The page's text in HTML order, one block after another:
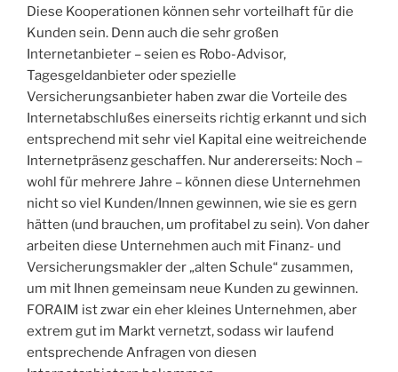
Diese Kooperationen können sehr vorteilhaft für die
Kunden sein. Denn auch die sehr großen
Internetanbieter – seien es Robo-Advisor,
Tagesgeldanbieter oder spezielle
Versicherungsanbieter haben zwar die Vorteile des
Internetabschlußes einerseits richtig erkannt und sich
entsprechend mit sehr viel Kapital eine weitreichende
Internetpräsenz geschaffen. Nur andererseits: Noch –
wohl für mehrere Jahre – können diese Unternehmen
nicht so viel Kunden/Innen gewinnen, wie sie es gern
hätten (und brauchen, um profitabel zu sein). Von daher
arbeiten diese Unternehmen auch mit Finanz- und
Versicherungsmakler der „alten Schule“ zusammen,
um mit Ihnen gemeinsam neue Kunden zu gewinnen.
FORAIM ist zwar ein eher kleines Unternehmen, aber
extrem gut im Markt vernetzt, sodass wir laufend
entsprechende Anfragen von diesen